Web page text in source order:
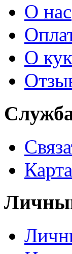
О нас
О